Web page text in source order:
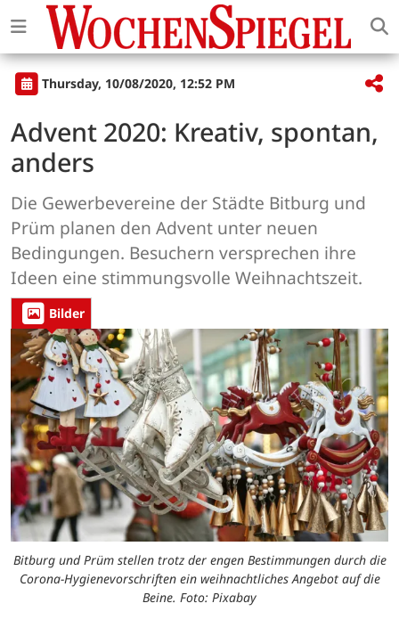
Thursday, 10/08/2020, 12:52 PM
Advent 2020: Kreativ, spontan,
anders
Die Gewerbevereine der Städte Bitburg und
Prüm planen den Advent unter neuen
Bedingungen. Besuchern versprechen ihre
Ideen eine stimmungsvolle Weihnachtszeit.
Bilder
Bitburg und Prüm stellen trotz der engen Bestimmungen durch die
Corona-Hygienevorschriften ein weihnachtliches Angebot auf die
Beine. Foto: Pixabay